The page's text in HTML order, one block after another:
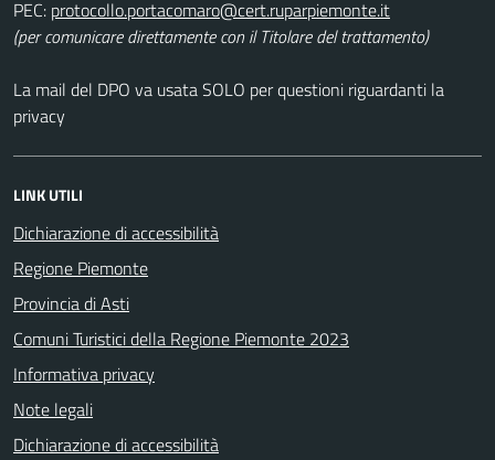
PEC:
(per comunicare direttamente con il Titolare del trattamento)
La mail del DPO va usata SOLO per questioni riguardanti la
privacy
LINK UTILI
Dichiarazione di accessibilità
Regione Piemonte
Provincia di Asti
Comuni Turistici della Regione Piemonte 2023
Informativa privacy
Note legali
Dichiarazione di accessibilità